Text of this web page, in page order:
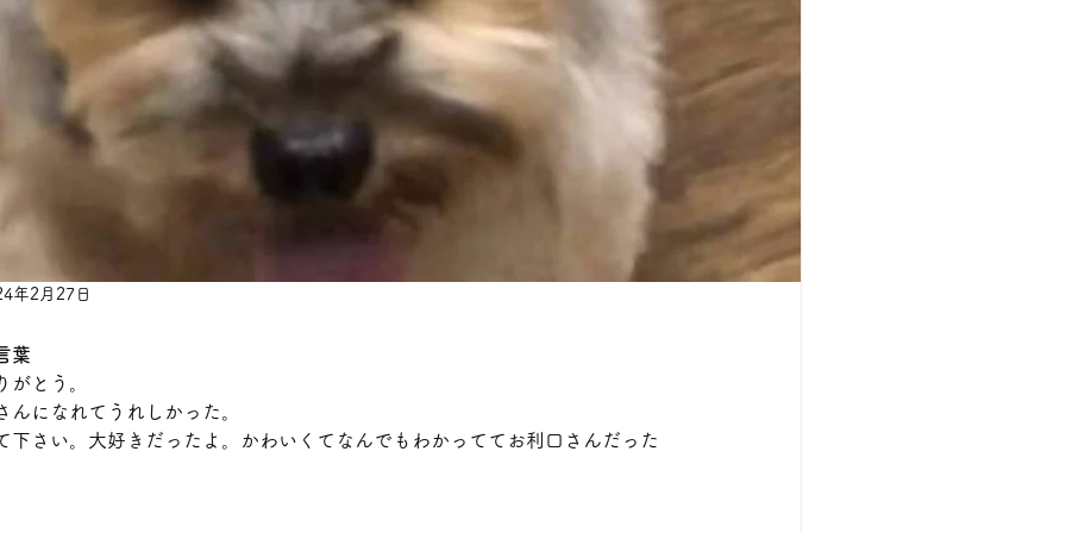
年2月27日
葉
がとう。
になれてうれしかった。
下さい。大好きだったよ。かわいくてなんでもわかっててお利口さんだった